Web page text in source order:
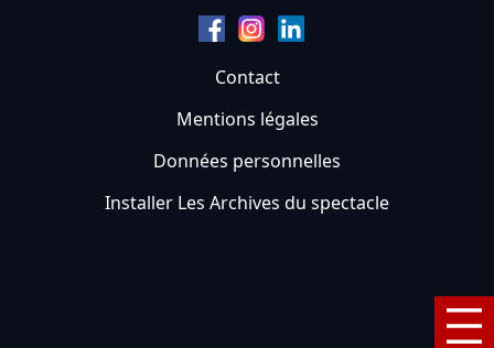
Contact
Mentions légales
Données personnelles
Installer Les Archives du spectacle